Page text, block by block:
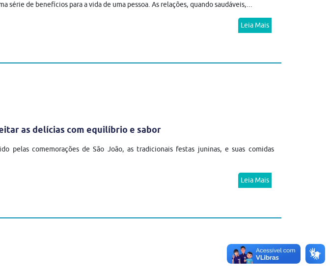
série de benefícios para a vida de uma pessoa. As relações, quando saudáveis,...
Leia Mais
as delícias com equilíbrio e sabor
pelas comemorações de São João, as tradicionais festas juninas, e suas comidas
Leia Mais